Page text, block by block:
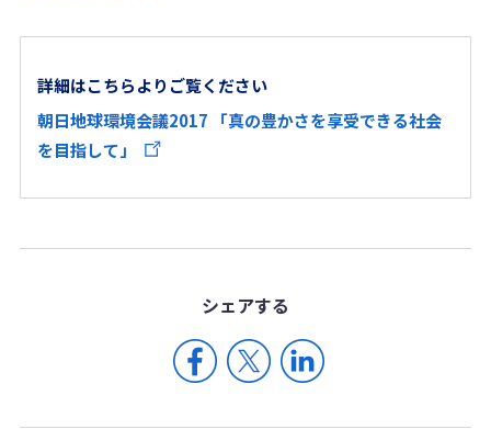
詳細はこちらよりご覧ください
朝日地球環境会議2017 「真の豊かさを享受できる社会
を目指して」
シェアする